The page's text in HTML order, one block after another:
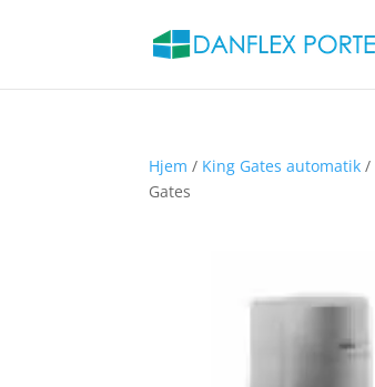
Hjem / King Gates automatik /
Gates